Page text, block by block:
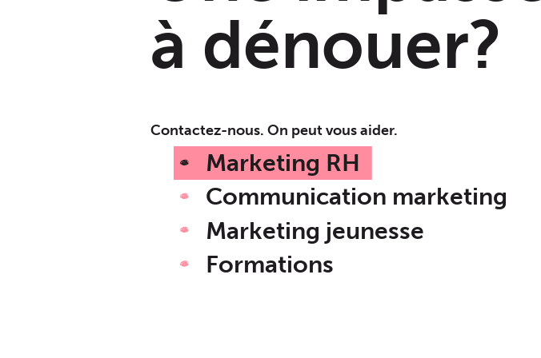
à dénouer?
Contactez-nous. On peut vous aider.
Marketing RH
Communication marketing
Marketing jeunesse
Formations